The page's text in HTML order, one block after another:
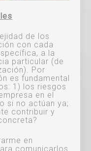
de los
con cada
a la
particular (de
Por
es fundamental
1) los riesgos
en el
si no actúan ya;
contribuir y
en
comunicarlos